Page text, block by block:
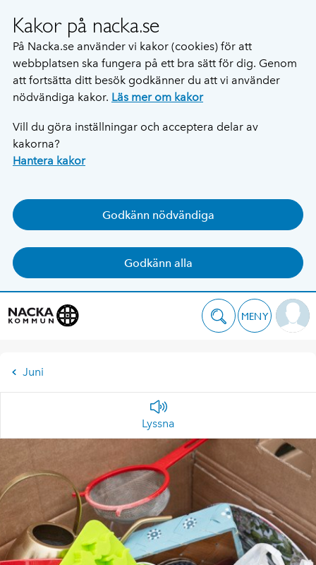
Kakor på nacka.se
På Nacka.se använder vi kakor (cookies) för att
webbplatsen ska fungera på ett bra sätt för dig. Genom
att fortsätta ditt besök godkänner du att vi använder
nödvändiga kakor. Läs mer om kakor
Vill du göra inställningar och acceptera delar av
kakorna?
Hantera kakor
Godkänn nödvändiga
Godkänn alla
MENY
Juni
Lyssna